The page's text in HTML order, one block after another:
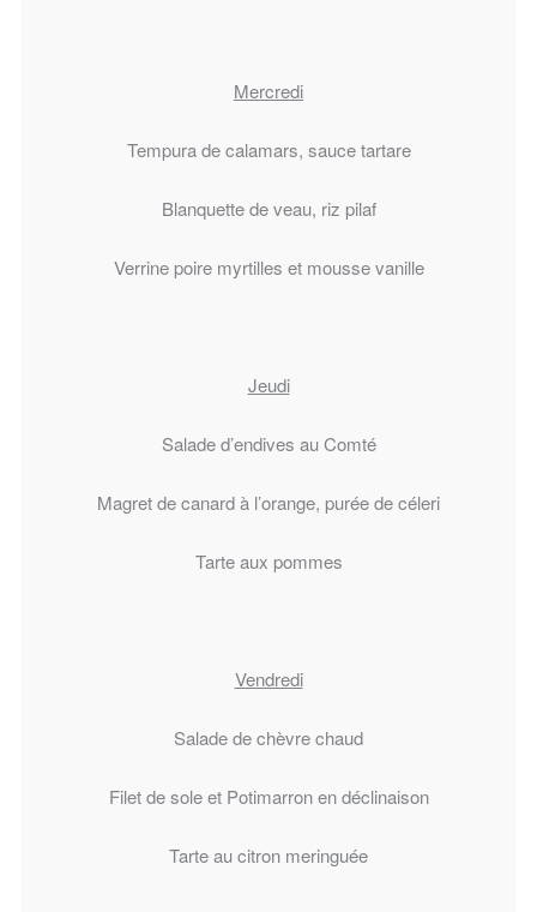
Mercredi
Tempura de calamars, sauce tartare
Blanquette de veau, riz pilaf
Verrine poire myrtilles et mousse vanille
Jeudi
Salade d’endives au Comté
Magret de canard à l’orange, purée de céleri
Tarte aux pommes
Vendredi
Salade de chèvre chaud
Filet de sole et Potimarron en déclinaison
Tarte au citron meringuée